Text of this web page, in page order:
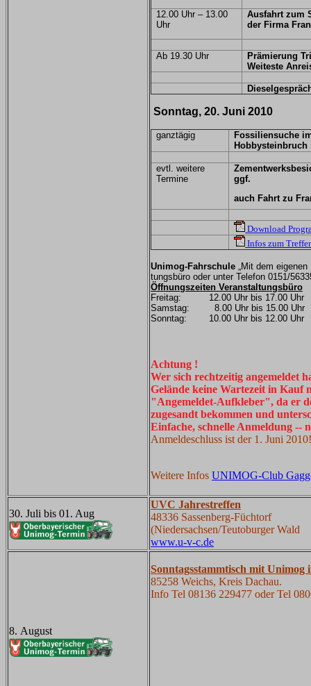
12.00 Uhr – 13.00
Uhr
Ausfahrt zum
der Firma
Ab 19.30 Uhr
Prämierung
Weiteste
Sonntag, 20. Juni 2010
ganztägig
Fossiliensuche
Hobbysteinbruch
evtl. weitere
Termine
ggf.
auch Fahrt zu
Download
Infos zum
Unimog-Fahrschule „Mit dem
tungsbüro oder unter Telefon 0151/
Öffnungszeiten Veranstaltungsbüro
Freitag: 12.00 Uhr bis 17.00 Uhr
Samstag: 8.00 Uhr bis 15.00 Uhr
Sonntag: 10.00 Uhr bis 12.00 Uhr
Achtung !
Wer sich rechtzeitig angemeldet
Gelände keine Wartezeit in Kauf
"Angemeldet-Aufkleber", da er
zugesandt bekommen und
Einfache, schnelle Anmeldung --
Anmeldeschluss ist der 1. Juni 2010!
Weitere Infos UNIMOG-Club
30. Juli bis 01. Aug
UVC Jahrestreffen
48336 Sassenberg-Füchtorf
(Niedersachsen/Teutoburger Wald
www.u-v-c.de
8. August
Sonntagsstammtisch mit Unimog
85258 Weichs, Kreis Dachau.
Info Tel 08136 229477 oder Tel